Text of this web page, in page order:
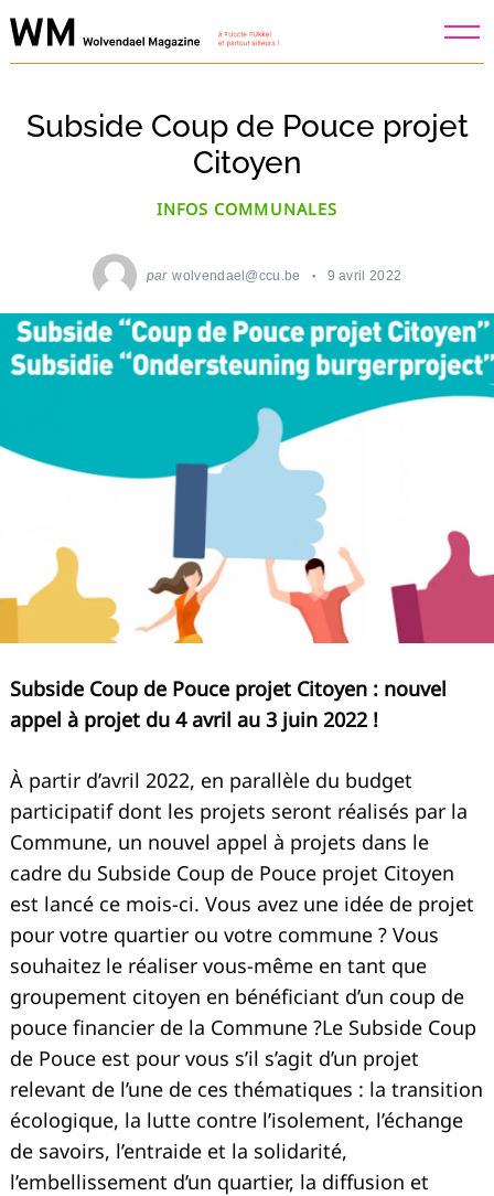
Skip
to
Subside Coup de Pouce projet
Citoyen
INFOS COMMUNALES
par wolvendael@ccu.be 9 avril 2022
Subside Coup de Pouce projet Citoyen : nouvel
appel à projet du 4 avril au 3 juin 2022 !
À partir d’avril 2022, en parallèle du budget
participatif dont les projets seront réalisés par la
Commune, un nouvel appel à projets dans le
cadre du Subside Coup de Pouce projet Citoyen
est lancé ce mois-ci. Vous avez une idée de projet
pour votre quartier ou votre commune ? Vous
souhaitez le réaliser vous-même en tant que
groupement citoyen en bénéficiant d’un coup de
pouce financier de la Commune ?Le Subside Coup
de Pouce est pour vous s’il s’agit d’un projet
relevant de l’une de ces thématiques : la transition
écologique, la lutte contre l’isolement, l’échange
de savoirs, l’entraide et la solidarité,
l’embellissement d’un quartier, la diffusion et